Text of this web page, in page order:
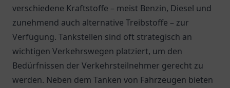
verschiedene Kraftstoffe – meist Benzin, Diesel und
zunehmend auch alternative Treibstoffe – zur
Verfügung. Tankstellen sind oft strategisch an
wichtigen Verkehrswegen platziert, um den
Bedürfnissen der Verkehrsteilnehmer gerecht zu
werden. Neben dem Tanken von Fahrzeugen bieten